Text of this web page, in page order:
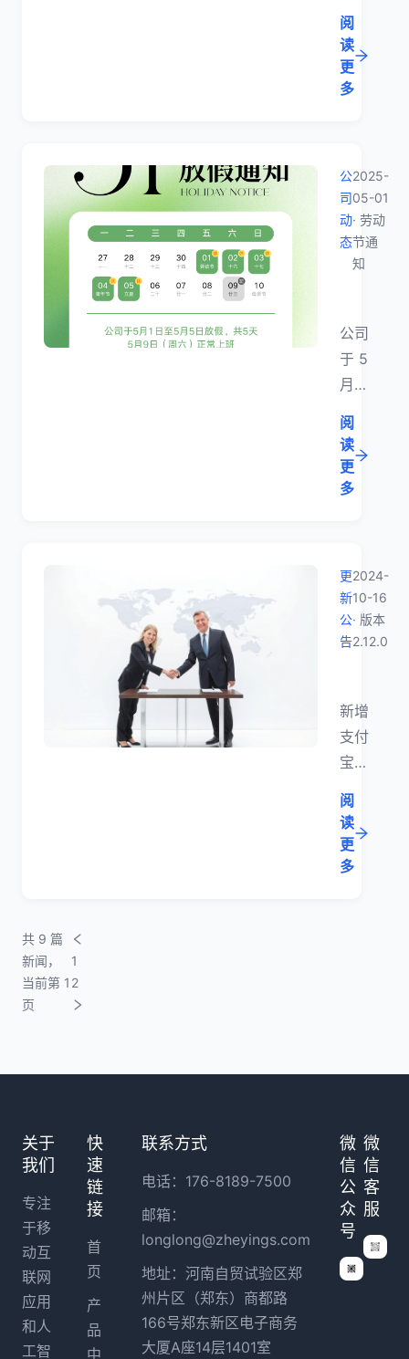
打款
说
明、
订单
程序
体
验。
插
件、
后台
v3
端广
告支
持；
同步
序基
础模
块，
完善
制作
记
录、
与回
执流
程。
阅
读
更
多
公
司
动
态
2025-
05-01
· 劳动
节通
知
公司
于 5
月 1
日至
5 月
5 日
放
5 月
9 日
（周
上
班。
祝大
家节
日愉
快，
万事
阅
读
更
多
更
新
公
告
2024-
10-16
· 版本
2.12.0
新增
支付
宝内
容安
全、
抖音
换装
流
程，
并扩
展港
澳通
行证
阅
读
更
多
共 9 篇
新闻，
当前第 1
页
1
2
关于
我们
专注
于移
动互
联网
应用
和人
工智
快
速
链
接
首
页
产
品
中
联系方式
电话：176-8189-7500
邮箱：
longlong@zheyings.com
地址：河南自贸试验区郑
州片区（郑东）商都路
166号郑东新区电子商务
大厦A座14层1401室
微
信
公
众
号
微
信
客
服